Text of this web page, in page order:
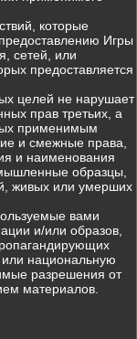
которые
Игры
сетей, или
предоставляется
целей не нарушает
прав третьих, а
применимым
и смежные права,
и наименования
образцы,
живых или умерших
вами
и/или образов,
национальную
разрешения от
материалов.